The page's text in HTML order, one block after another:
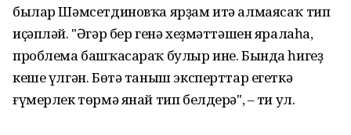
былар Шәмсетдиновҡа ярҙам итә алмаясаҡ тип
иҫәпләй. "Әгәр бер генә хеҙмәттәшен яралаһа,
проблема башҡасараҡ булыр ине. Бында һигеҙ
кеше үлгән. Бөтә таныш эксперттар егеткә
ғүмерлек төрмә янай тип белдерә", – ти ул.